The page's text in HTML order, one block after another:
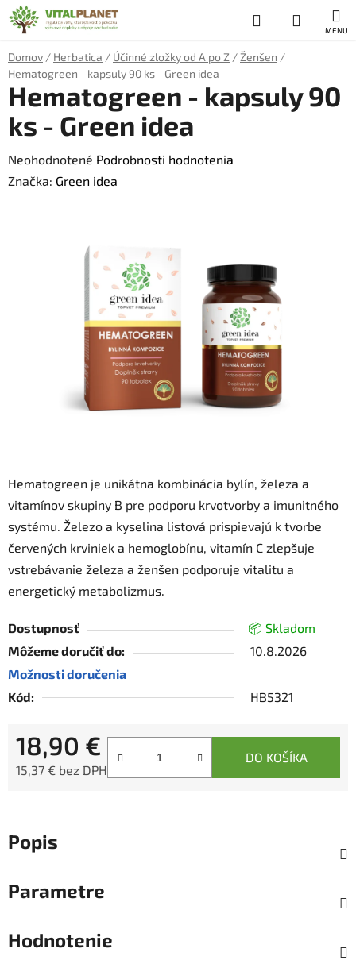
Prejsť
na
obsah
Hľadať
KOŠÍK
Domov / Herbatica / Účinné zložky od A po Z / Ženšen /
Hematogreen - kapsuly 90 ks - Green idea
Hematogreen je unikátna kombinácia bylín, železa a
vitamínov skupiny B pre podporu krvotvorby a imunitného
systému. Železo a kyselina listová prispievajú k tvorbe
červených krviniek a hemoglobínu, vitamín C zlepšuje
vstrebávanie železa a ženšen podporuje vitalitu a
energetický metabolizmus.
Dostupnosť
📦 Skladom
Môžeme doručiť do:
10.8.2026
Možnosti doručenia
Kód:
HB5321
18,90 €
15,37 € bez DPH
DO KOŠÍKA
Hematogreen - kapsuly 90
ks - Green idea
Priemerné
hodnotenie
Neohodnotené Podrobnosti hodnotenia
Značka: Green idea
Popis
Parametre
Hodnotenie